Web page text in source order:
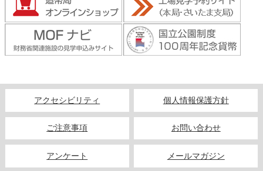
アクセシビリティ 個人情報保護方針
ご注意事項 お問い合わせ
アンケート メールマガジン